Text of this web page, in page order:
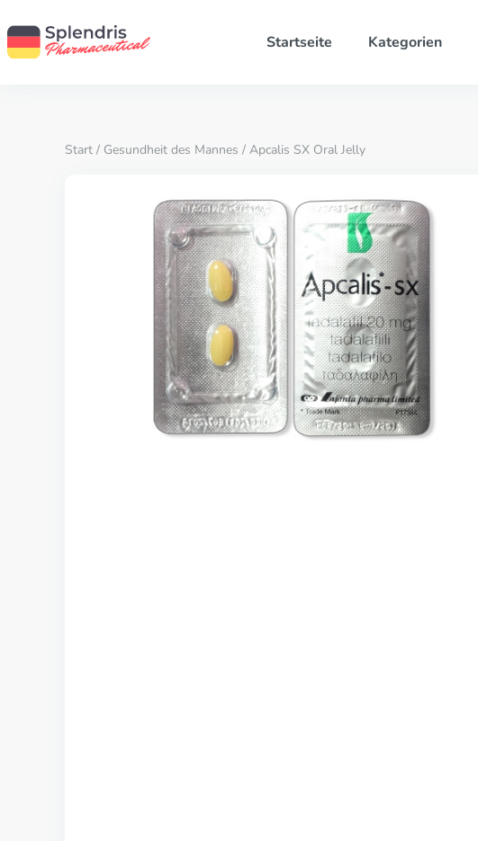
Startseite Kategorien
Start / Gesundheit des Mannes / Apcalis SX Oral Jelly